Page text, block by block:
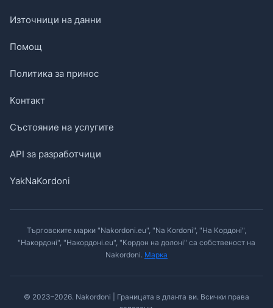
Източници на данни
Помощ
Политика за принос
Контакт
Състояние на услугите
API за разработчици
YakNaKordoni
Търговските марки "Nakordoni.eu", "Na Kordoni", "На Кордоні",
"Накордоні", "Накордоні.eu", "Кордон на долоні" са собственост на
Nakordoni. Марка
© 2023–2026. Nakordoni | Границата в дланта ви. Всички права